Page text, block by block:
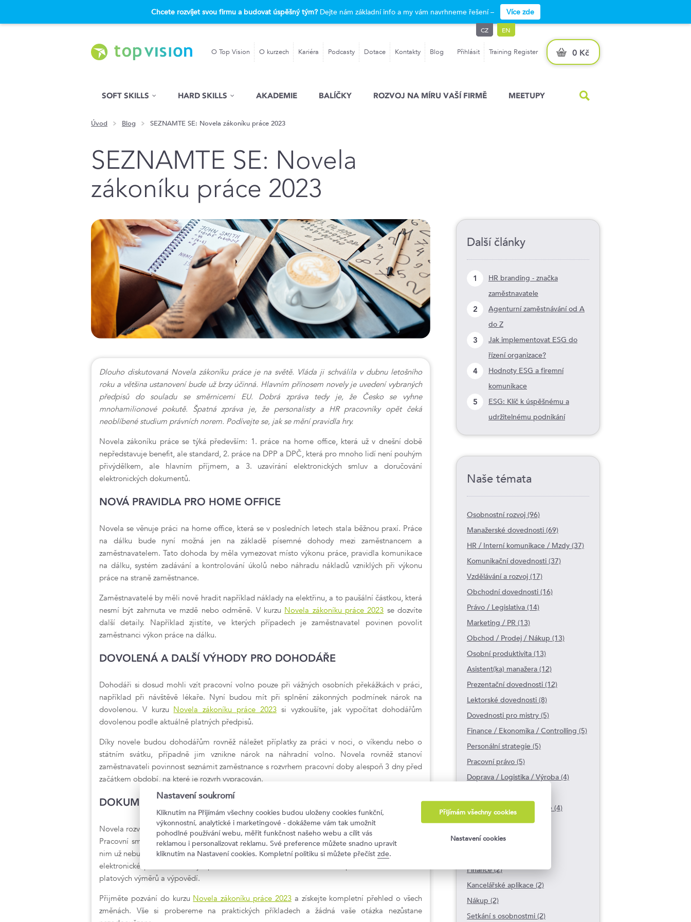
Chcete rozvíjet svou firmu a budovat úspěšný tým?Dejte nám základní info a my vám navrhneme řešení – Více zde
O Top Vision O kurzech Kariéra Podcasty Dotace Kontakty Blog Přihlásit Training Register 0 Kč
CZ EN
SOFT SKILLS HARD SKILLS AKADEMIE BALÍČKY ROZVOJ NA MÍRU VAŠÍ FIRMĚ MEETUPY
Úvod Blog SEZNAMTE SE: Novela zákoníku práce 2023
SEZNAMTE SE: Novela
zákoníku práce 2023
Dlouho diskutovaná Novela zákoníku práce je na světě. Vláda ji schválila v dubnu letošního
roku a většina ustanovení bude už brzy účinná. Hlavním přínosem novely je uvedení vybraných
předpisů do souladu se směrnicemi EU. Dobrá zpráva tedy je, že Česko se vyhne
mnohamilionové pokutě. Špatná zpráva je, že personalisty a HR pracovníky opět čeká
neoblíbené studium právních norem. Podívejte se, jak se mění pravidla hry.
Novela zákoníku práce se týká především: 1. práce na home office, která už v dnešní době
nepředstavuje benefit, ale standard, 2. práce na DPP a DPČ, která pro mnoho lidí není pouhým
přivýdělkem, ale hlavním příjmem, a 3. uzavírání elektronických smluv a doručování
elektronických dokumentů.
NOVÁ PRAVIDLA PRO HOME OFFICE
Novela se věnuje práci na home office, která se v posledních letech stala běžnou praxí. Práce
na dálku bude nyní možná jen na základě písemné dohody mezi zaměstnancem a
zaměstnavatelem. Tato dohoda by měla vymezovat místo výkonu práce, pravidla komunikace
na dálku, systém zadávání a kontrolování úkolů nebo náhradu nákladů vzniklých při výkonu
práce na straně zaměstnance.
Zaměstnavatelé by měli nově hradit například náklady na elektřinu, a to paušální částkou, která
nesmí být zahrnuta ve mzdě nebo odměně. V kurzu Novela zákoníku práce 2023 se dozvíte
další detaily. Například zjistíte, ve kterých případech je zaměstnavatel povinen povolit
zaměstnanci výkon práce na dálku.
DOVOLENÁ A DALŠÍ VÝHODY PRO DOHODÁŘE
Dohodáři si dosud mohli vzít pracovní volno pouze při vážných osobních překážkách v práci,
například při návštěvě lékaře. Nyní budou mít při splnění zákonných podmínek nárok na
dovolenou. V kurzu Novela zákoníku práce 2023si vyzkoušíte, jak vypočítat dohodářům
dovolenou podle aktuálně platných předpisů.
Díky novele budou dohodářům rovněž náležet příplatky za práci v noci, o víkendu nebo o
státním svátku, případně jim vznikne nárok na náhradní volno. Novela rovněž stanoví
zaměstnavateli povinnost seznámit zaměstnance s rozvrhem pracovní doby alespoň 3 dny před
začátkem období, na které je rozvrh vypracován.
DOKUMENTY V ELEKTRONICKÉ PODOBĚ
Novela rozvolňuje poměrně přísná pravidla pro elektronické doručování důležitých dokumentů.
Pracovní smlouvy, dohody o provedení práce, dohody o provedení činnosti nebo dodatky k
nim už nebude nutné doručovat do vlastních rukou. Nyní mohou být tyto dokumenty uzavřeny v
elektronické podobě. Přísnější pravidla se budou nadále vztahovat například na doručování
platových výměrů a výpovědí.
Přijměte pozvání do kurzu Novela zákoníku práce 2023a získejte kompletní přehled o všech
změnách. Vše si probereme na praktických příkladech a žádná vaše otázka nezůstane
Další články
1
HR branding - značka
zaměstnavatele
2
Agenturní zaměstnávání od A
do Z
3
Jak implementovat ESG do
řízení organizace?
4
Hodnoty ESG a firemní
komunikace
5
ESG: Klíč k úspěšnému a
udržitelnému podnikání
Naše témata
Osobnostní rozvoj (96)
Manažerské dovednosti (69)
HR / Interní komunikace / Mzdy (37)
Komunikační dovednosti (37)
Vzdělávání a rozvoj (17)
Obchodní dovednosti (16)
Právo / Legislativa (14)
Marketing / PR (13)
Obchod / Prodej / Nákup (13)
Osobní produktivita (13)
Asistent(ka) manažera (12)
Prezentační dovednosti (12)
Lektorské dovednosti (8)
Dovednosti pro mistry (5)
Finance / Ekonomika / Controlling (5)
Personální strategie (5)
Pracovní právo (5)
Doprava / Logistika / Výroba (4)
Marketingová komunikace (4)
On-line marketing (4)
Výběr zaměstnanců (3)
Finance (2)
Kancelářské aplikace (2)
Nákup (2)
Setkání s osobnostmi (2)
Nastavení soukromí
Kliknutím na Přijímám všechny cookies budou uloženy cookies funkční,
výkonnostní, analytické i marketingové - dokážeme vám tak umožnit
pohodlné používání webu, měřit funkčnost našeho webu a cílit vás
reklamou i personalizovat reklamu. Své preference můžete snadno upravit
kliknutím na Nastavení cookies. Kompletní politiku si můžete přečíst zde.
Přijímám všechny cookies
Nastavení cookies